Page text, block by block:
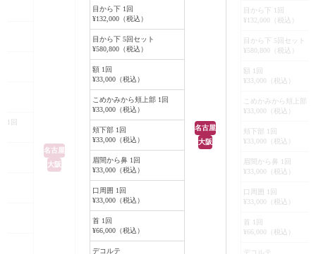
名古屋
大阪
1回
名古屋
大阪
目から下 1回
¥132,000（税込）
目から下 5回セット
¥580,800（税込）
額 1回
¥33,000（税込）
こめかみから頬上部 1回
¥33,000（税込）
頬下部 1回
¥33,000（税込）
眉間から鼻 1回
¥33,000（税込）
口周囲 1回
¥33,000（税込）
首 1回
¥66,000（税込）
デコルテ
目から下 1回
¥132,000（税込）
目から下 5回セット
¥580,800（税込）
額 1回
¥33,000（税込）
こめかみから頬上部 1
¥33,000（税込）
頬下部 1回
¥33,000（税込）
眉間から鼻 1回
¥33,000（税込）
口周囲 1回
¥33,000（税込）
首 1回
¥66,000（税込）